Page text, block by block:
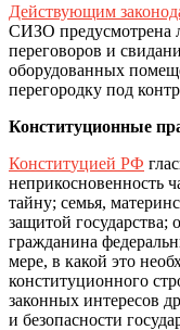
Действующим
СИЗО предусмотрена
переговоров и
оборудованных
перегородку под
Конституционные
Конституцией РФ
неприкосновенность
тайну; семья,
защитой государства;
гражданина
мере, в какой это
конституционного
законных интересов
и безопасности